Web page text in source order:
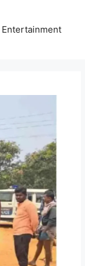
Entertainment